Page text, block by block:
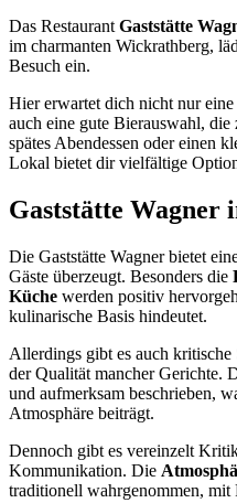
Das Restaurant Gaststätte
im charmanten Wickrathberg,
Besuch ein.
Hier erwartet dich nicht nur eine
auch eine gute Bierauswahl,
spätes Abendessen oder einen
Lokal bietet dir vielfältige
Gaststätte Wagner
Die Gaststätte Wagner bietet
Gäste überzeugt. Besonders die
Küche werden positiv
kulinarische Basis hindeutet.
Allerdings gibt es auch
der Qualität mancher Gerichte.
und aufmerksam beschrieben,
Atmosphäre beiträgt.
Dennoch gibt es vereinzelt
Kommunikation. Die
traditionell wahrgenommen, mit